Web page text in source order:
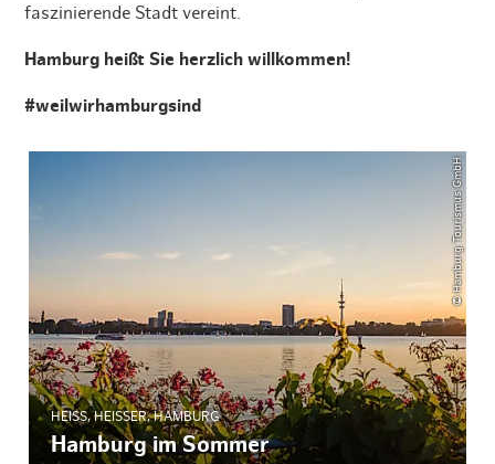
faszinierende Stadt vereint.
Hamburg heißt Sie herzlich willkommen!
#weilwirhamburgsind
© Hamburg Tourismus GmbH
HEISS, HEISSER, HAMBURG
Hamburg im Sommer